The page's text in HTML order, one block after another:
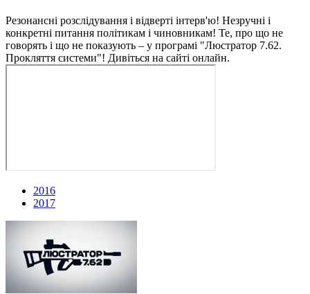
Резонансні розслідування і відверті інтерв'ю! Незручні і
конкретні питання політикам і чиновникам! Те, про що не
говорять і що не показують – у програмі "Люстратор 7.62.
Прокляття системи"! Дивіться на сайті онлайн.
2016
2017